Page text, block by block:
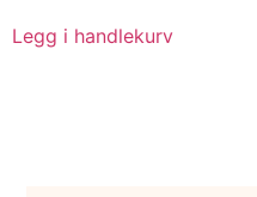
Legg i handlekurv